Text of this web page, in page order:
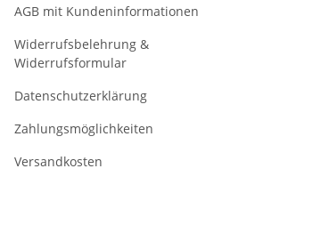
AGB mit Kundeninformationen
Widerrufsbelehrung &
Widerrufsformular
Datenschutzerklärung
Zahlungsmöglichkeiten
Versandkosten